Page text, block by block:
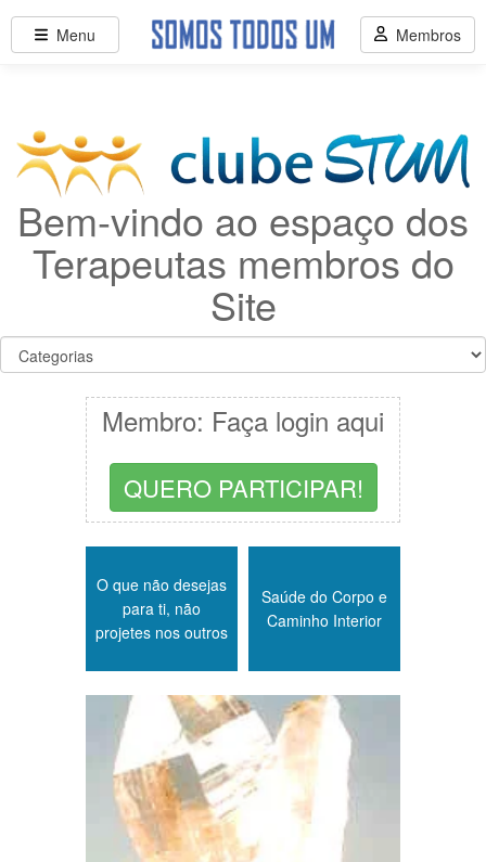
Bem-vindo ao espaço dos
Terapeutas membros do
Site
Membro: Faça login aqui
QUERO PARTICIPAR!
O que não desejas
para ti, não
projetes nos outros
Saúde do Corpo e
Caminho Interior
Menu Membros